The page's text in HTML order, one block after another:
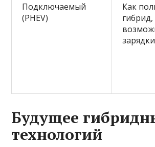
Подключаемый
(PHEV)
Как
гибрид,
Будущее
технологий